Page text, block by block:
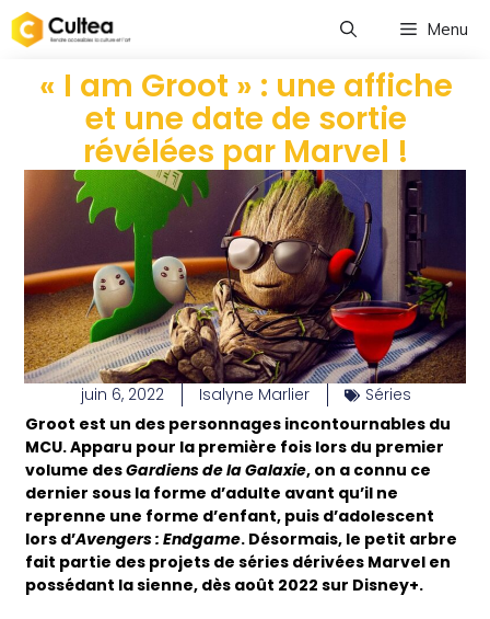
Menu
« I am Groot » : une affiche
et une date de sortie
révélées par Marvel !
juin 6, 2022 Isalyne Marlier
Séries
Groot est un des personnages incontournables du
MCU. Apparu pour la première fois lors du premier
volume desGardiens de la Galaxie, on a connu ce
dernier sous la forme d’adulte avant qu’il ne
reprenne une forme d’enfant, puis d’adolescent
lors d’Avengers : Endgame. Désormais, le petit arbre
fait partie des projets de séries dérivées Marvel en
possédant la sienne, dès août 2022 sur Disney+.